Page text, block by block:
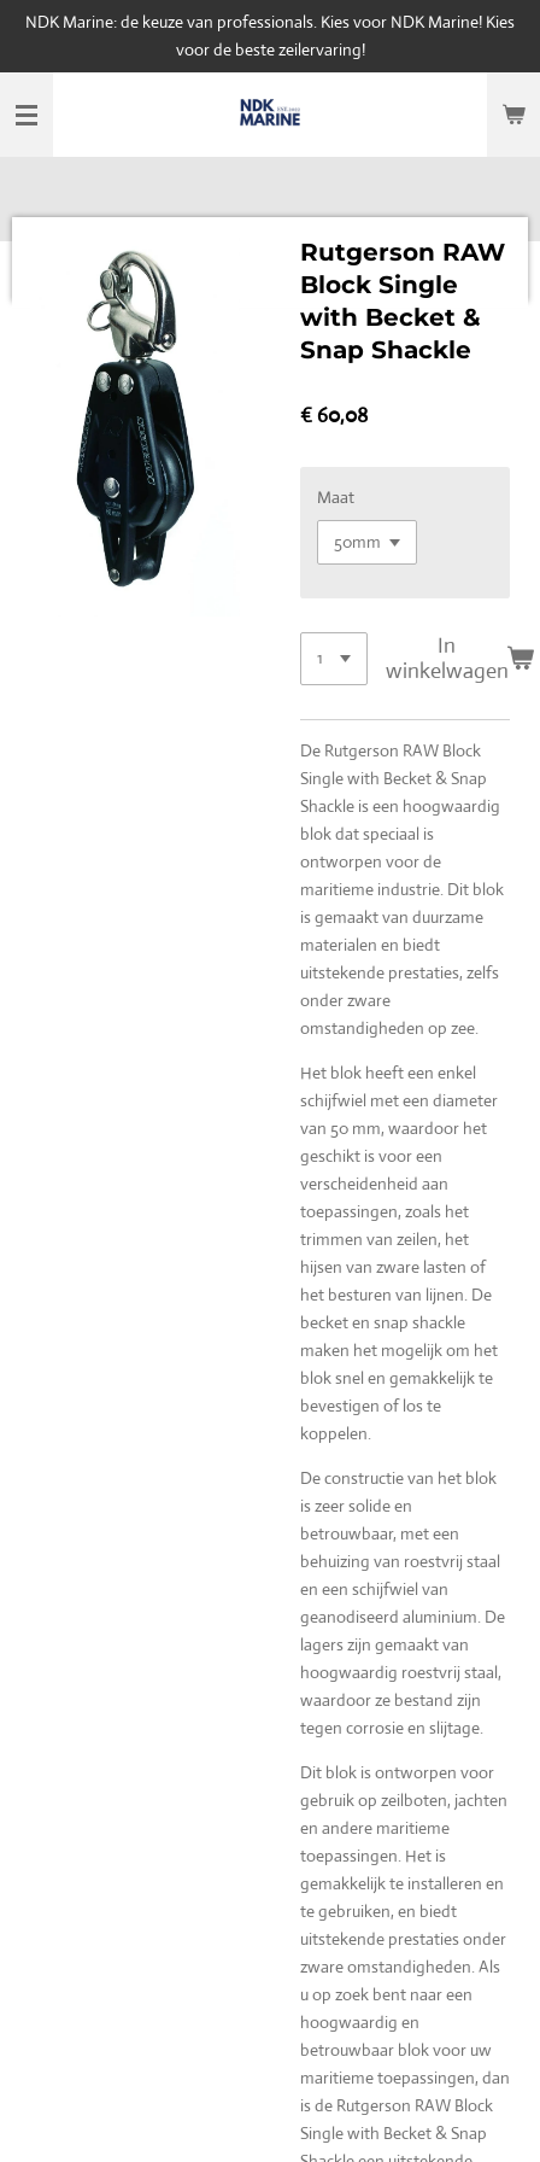
Ga
de
NDK Marine: de keuze van professionals. Kies voor NDK Marine! Kies
voor de beste zeilervaring!
Rutgerson RAW
Block Single
with Becket &
Snap Shackle
€ 60,08
Maat
In
winkelwagen
De Rutgerson RAW Block
Single with Becket & Snap
Shackle is een hoogwaardig
blok dat speciaal is
ontworpen voor de
maritieme industrie. Dit blok
is gemaakt van duurzame
materialen en biedt
uitstekende prestaties, zelfs
onder zware
omstandigheden op zee.
Het blok heeft een enkel
schijfwiel met een diameter
van 50 mm, waardoor het
geschikt is voor een
verscheidenheid aan
toepassingen, zoals het
trimmen van zeilen, het
hijsen van zware lasten of
het besturen van lijnen. De
becket en snap shackle
maken het mogelijk om het
blok snel en gemakkelijk te
bevestigen of los te
koppelen.
De constructie van het blok
is zeer solide en
betrouwbaar, met een
behuizing van roestvrij staal
en een schijfwiel van
geanodiseerd aluminium. De
lagers zijn gemaakt van
hoogwaardig roestvrij staal,
waardoor ze bestand zijn
tegen corrosie en slijtage.
Dit blok is ontworpen voor
gebruik op zeilboten, jachten
en andere maritieme
toepassingen. Het is
gemakkelijk te installeren en
te gebruiken, en biedt
uitstekende prestaties onder
zware omstandigheden. Als
u op zoek bent naar een
hoogwaardig en
betrouwbaar blok voor uw
maritieme toepassingen, dan
is de Rutgerson RAW Block
Single with Becket & Snap